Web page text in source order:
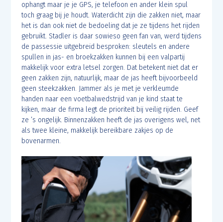
ophangt maar je je GPS, je telefoon en ander klein spul
toch graag bij je houdt. Waterdicht zijn die zakken niet, maar
het is dan ook niet de bedoeling dat je ze tijdens het rijden
gebruikt. Stadler is daar sowieso geen fan van, werd tijdens
de passessie uitgebreid besproken: sleutels en andere
spullen in jas- en broekzakken kunnen bij een valpartij
makkelijk voor extra letsel zorgen. Dat betekent niet dat er
geen zakken zijn, natuurlijk, maar de jas heeft bijvoorbeeld
geen steekzakken. Jammer als je met je verkleumde
handen naar een voetbalwedstrijd van je kind staat te
kijken, maar de firma legt de prioriteit bij veilig rijden. Geef
ze ’s ongelijk. Binnenzakken heeft de jas overigens wel, net
als twee kleine, makkelijk bereikbare zakjes op de
bovenarmen.